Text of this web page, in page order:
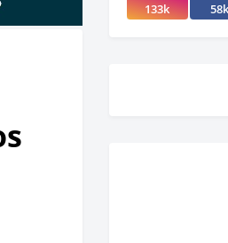
133k 58k